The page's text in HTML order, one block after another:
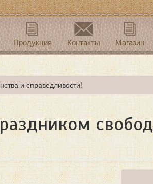
Продукция Контакты Магазин
и справедливости!